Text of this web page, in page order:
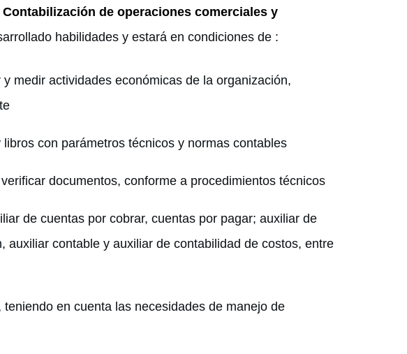
Contabilización de operaciones comerciales y
habilidades y estará en condiciones de :
medir actividades económicas de la organización,
con parámetros técnicos y normas contables
documentos, conforme a procedimientos técnicos
de cuentas por cobrar, cuentas por pagar; auxiliar de
auxiliar contable y auxiliar de contabilidad de costos, entre
en cuenta las necesidades de manejo de